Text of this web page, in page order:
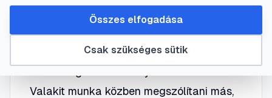
#kommunikáció #illem
Valakit munka közben megszólítani más,
Csak szükséges sütik
Összes elfogadása